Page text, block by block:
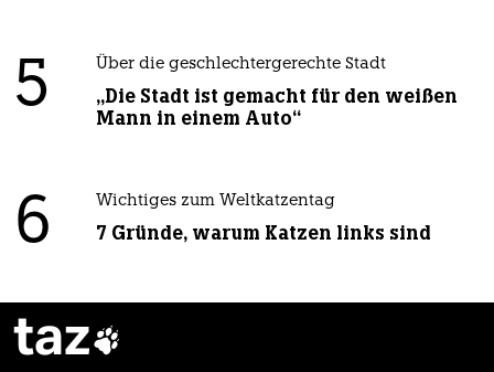
5 Über die geschlechtergerechte Stadt
„Die Stadt ist gemacht für den weißen
Mann in einem Auto“
6 Wichtiges zum Weltkatzentag
7 Gründe, warum Katzen links sind
taz